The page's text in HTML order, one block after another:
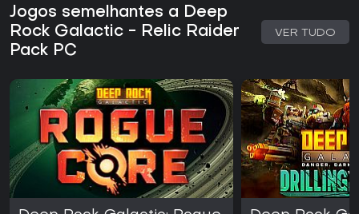
Jogos semelhantes a Deep
Rock Galactic - Relic Raider
Pack PC
VER TUDO